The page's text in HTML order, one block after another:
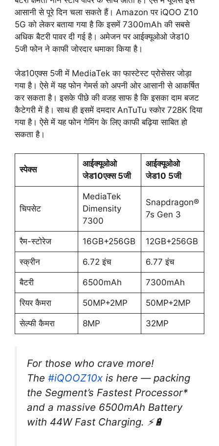
आसानी से पूरे दिन चला सकते हैं। Amazon पर iQOO Z10
5G को लेकर बताया गया है कि इसमें 7300mAh की सबसे
अधिक बैटरी पावर दी गई है। अमेजन पर आईक्यूओओ जेड10
5जी फोन ने काफी जोरदार धमाका किया है।
जेड10एक्स 5जी में MediaTek का फास्टेस्ट प्रोसेसर जोड़ा
गया है। ऐसे में यह फोन गेमर्स को अपनी ओर आसानी से आकर्षित
कर सकता है। इसके पीछे की वजह साफ है कि इसका दाम बजट
कैटेगरी में है। साथ ही इसमें दमदार AnTuTu स्कोर 728K दिया
गया है। ऐसे में यह फोन गेमिंग के लिए काफी बढ़िया साबित हो
सकता है।
स्पेक्स
आईक्यूओओ
जेड10एक्स 5जी
आईक्यूओओ
जेड10 5जी
चिपसेट
MediaTek
Dimensity
7300
Snapdragon®
7s Gen 3
रैम-स्टोरेज 16GB+256GB 12GB+256GB
स्क्रीन 6.72 इंच 6.77 इंच
बैटरी 6500mAh 7300mAh
रियर कैमरा 50MP+2MP 50MP+2MP
सेल्फी कैमरा 8MP 32MP
For those who crave more!
The #iQOOZ10x is here — packing
the Segment’s Fastest Processor*
and a massive 6500mAh Battery
with 44W Fast Charging. ⚡🔋